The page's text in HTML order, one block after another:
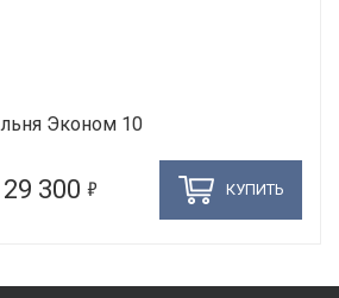
Эконом 10
300 5 КУПИТЬ